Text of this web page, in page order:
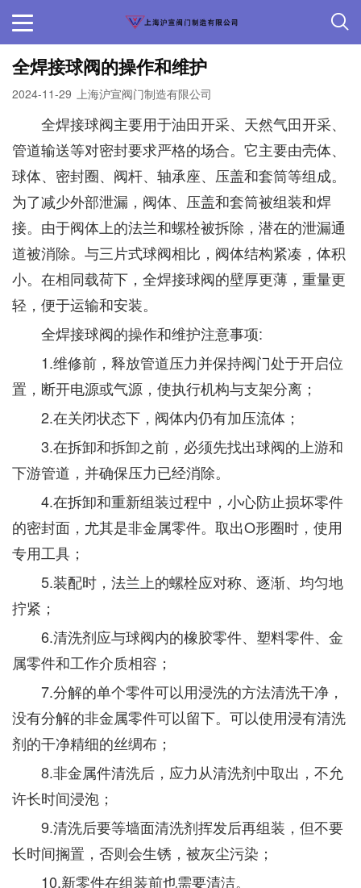
全焊接球阀的操作和维护
2024-11-29 上海沪宣阀门制造有限公司
全焊接球阀主要用于油田开采、天然气田开采、
管道输送等对密封要求严格的场合。它主要由壳体、
球体、密封圈、阀杆、轴承座、压盖和套筒等组成。
为了减少外部泄漏，阀体、压盖和套筒被组装和焊
接。由于阀体上的法兰和螺栓被拆除，潜在的泄漏通
道被消除。与三片式球阀相比，阀体结构紧凑，体积
小。在相同载荷下，全焊接球阀的壁厚更薄，重量更
轻，便于运输和安装。
全焊接球阀的操作和维护注意事项:
1.维修前，释放管道压力并保持阀门处于开启位
置，断开电源或气源，使执行机构与支架分离；
2.在关闭状态下，阀体内仍有加压流体；
3.在拆卸和拆卸之前，必须先找出球阀的上游和
下游管道，并确保压力已经消除。
4.在拆卸和重新组装过程中，小心防止损坏零件
的密封面，尤其是非金属零件。取出O形圈时，使用
专用工具；
5.装配时，法兰上的螺栓应对称、逐渐、均匀地
拧紧；
6.清洗剂应与球阀内的橡胶零件、塑料零件、金
属零件和工作介质相容；
7.分解的单个零件可以用浸洗的方法清洗干净，
没有分解的非金属零件可以留下。可以使用浸有清洗
剂的干净精细的丝绸布；
8.非金属件清洗后，应力从清洗剂中取出，不允
许长时间浸泡；
9.清洗后要等墙面清洗剂挥发后再组装，但不要
长时间搁置，否则会生锈，被灰尘污染；
10.新零件在组装前也需要清洁。